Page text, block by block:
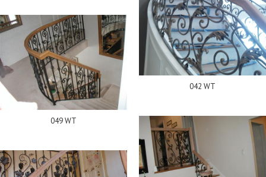
049 WT
042 WT